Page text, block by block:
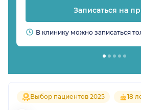
Записаться на
В клинику можно записаться
Выбор пациентов 2025 18